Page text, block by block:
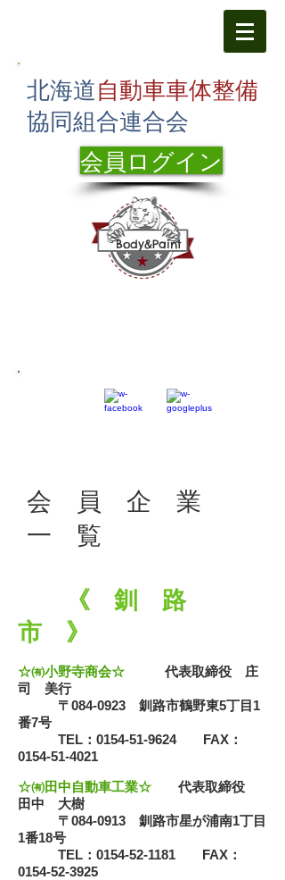
北海道自動車車体整備
協同組合連合会
会員ログイン
Body&Paint
会 員 企 業
一 覧
《 釧 路
市 》
☆㈲小野寺商会☆ 代表取締役 庄
司 美行
〒084-0923 釧路市鶴野東5丁目1
番7号
TEL：0154-51-9624 FAX：
0154-51-4021
☆㈲田中自動車工業☆ 代表取締役
田中 大樹
〒084-0913 釧路市星が浦南1丁目
1番18号
TEL：0154-52-1181 FAX：
0154-52-3925